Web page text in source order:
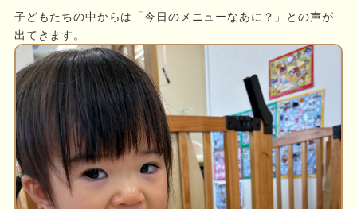
子どもたちの中からは「今日のメニューなあに？」との声が
出てきます。